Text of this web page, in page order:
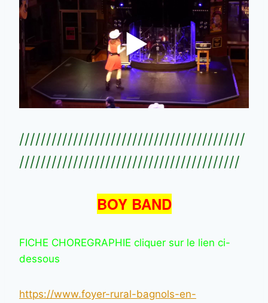
//////////////////////////////////////////
/////////////////////////////////////////
BOY BAND
FICHE CHOREGRAPHIE cliquer sur le lien ci-
dessous
https://www.foyer-rural-bagnols-en-